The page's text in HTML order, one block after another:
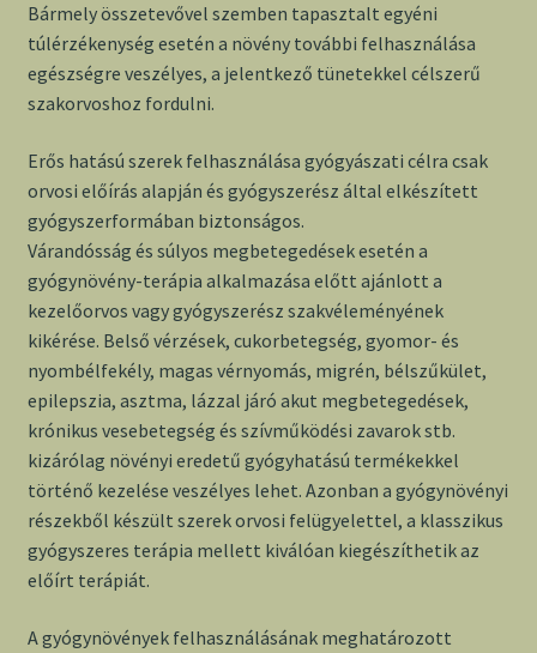
Bármely összetevővel szemben tapasztalt egyéni
túlérzékenység esetén a növény további felhasználása
egészségre veszélyes, a jelentkező tünetekkel célszerű
szakorvoshoz fordulni.
Erős hatású szerek felhasználása gyógyászati célra csak
orvosi előírás alapján és gyógyszerész által elkészített
gyógyszerformában biztonságos.
Várandósság és súlyos megbetegedések esetén a
gyógynövény-terápia alkalmazása előtt ajánlott a
kezelőorvos vagy gyógyszerész szakvéleményének
kikérése. Belső vérzések, cukorbetegség, gyomor- és
nyombélfekély, magas vérnyomás, migrén, bélszűkület,
epilepszia, asztma, lázzal járó akut megbetegedések,
krónikus vesebetegség és szívműködési zavarok stb.
kizárólag növényi eredetű gyógyhatású termékekkel
történő kezelése veszélyes lehet. Azonban a gyógynövényi
részekből készült szerek orvosi felügyelettel, a klasszikus
gyógyszeres terápia mellett kiválóan kiegészíthetik az
előírt terápiát.
A gyógynövények felhasználásának meghatározott